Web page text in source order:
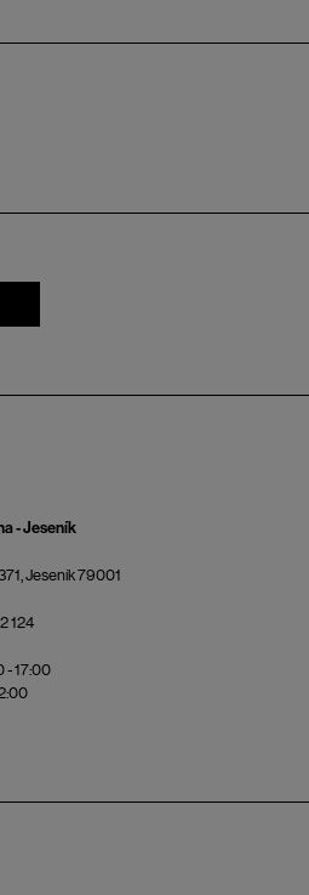
- Jeseník
Jeseník 79001
124
- 17:00